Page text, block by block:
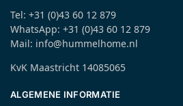
Tel: +31 (0)43 60 12 879
WhatsApp: +31 (0)43 60 12 879
Mail: info@hummelhome.nl
KvK Maastricht 14085065
ALGEMENE INFORMATIE